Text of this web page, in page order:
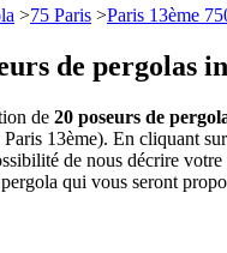
>75 Paris >Paris 13ème
de pergolas
de 20 poseurs de
13ème). En cliquant
de nous décrire
qui vous seront